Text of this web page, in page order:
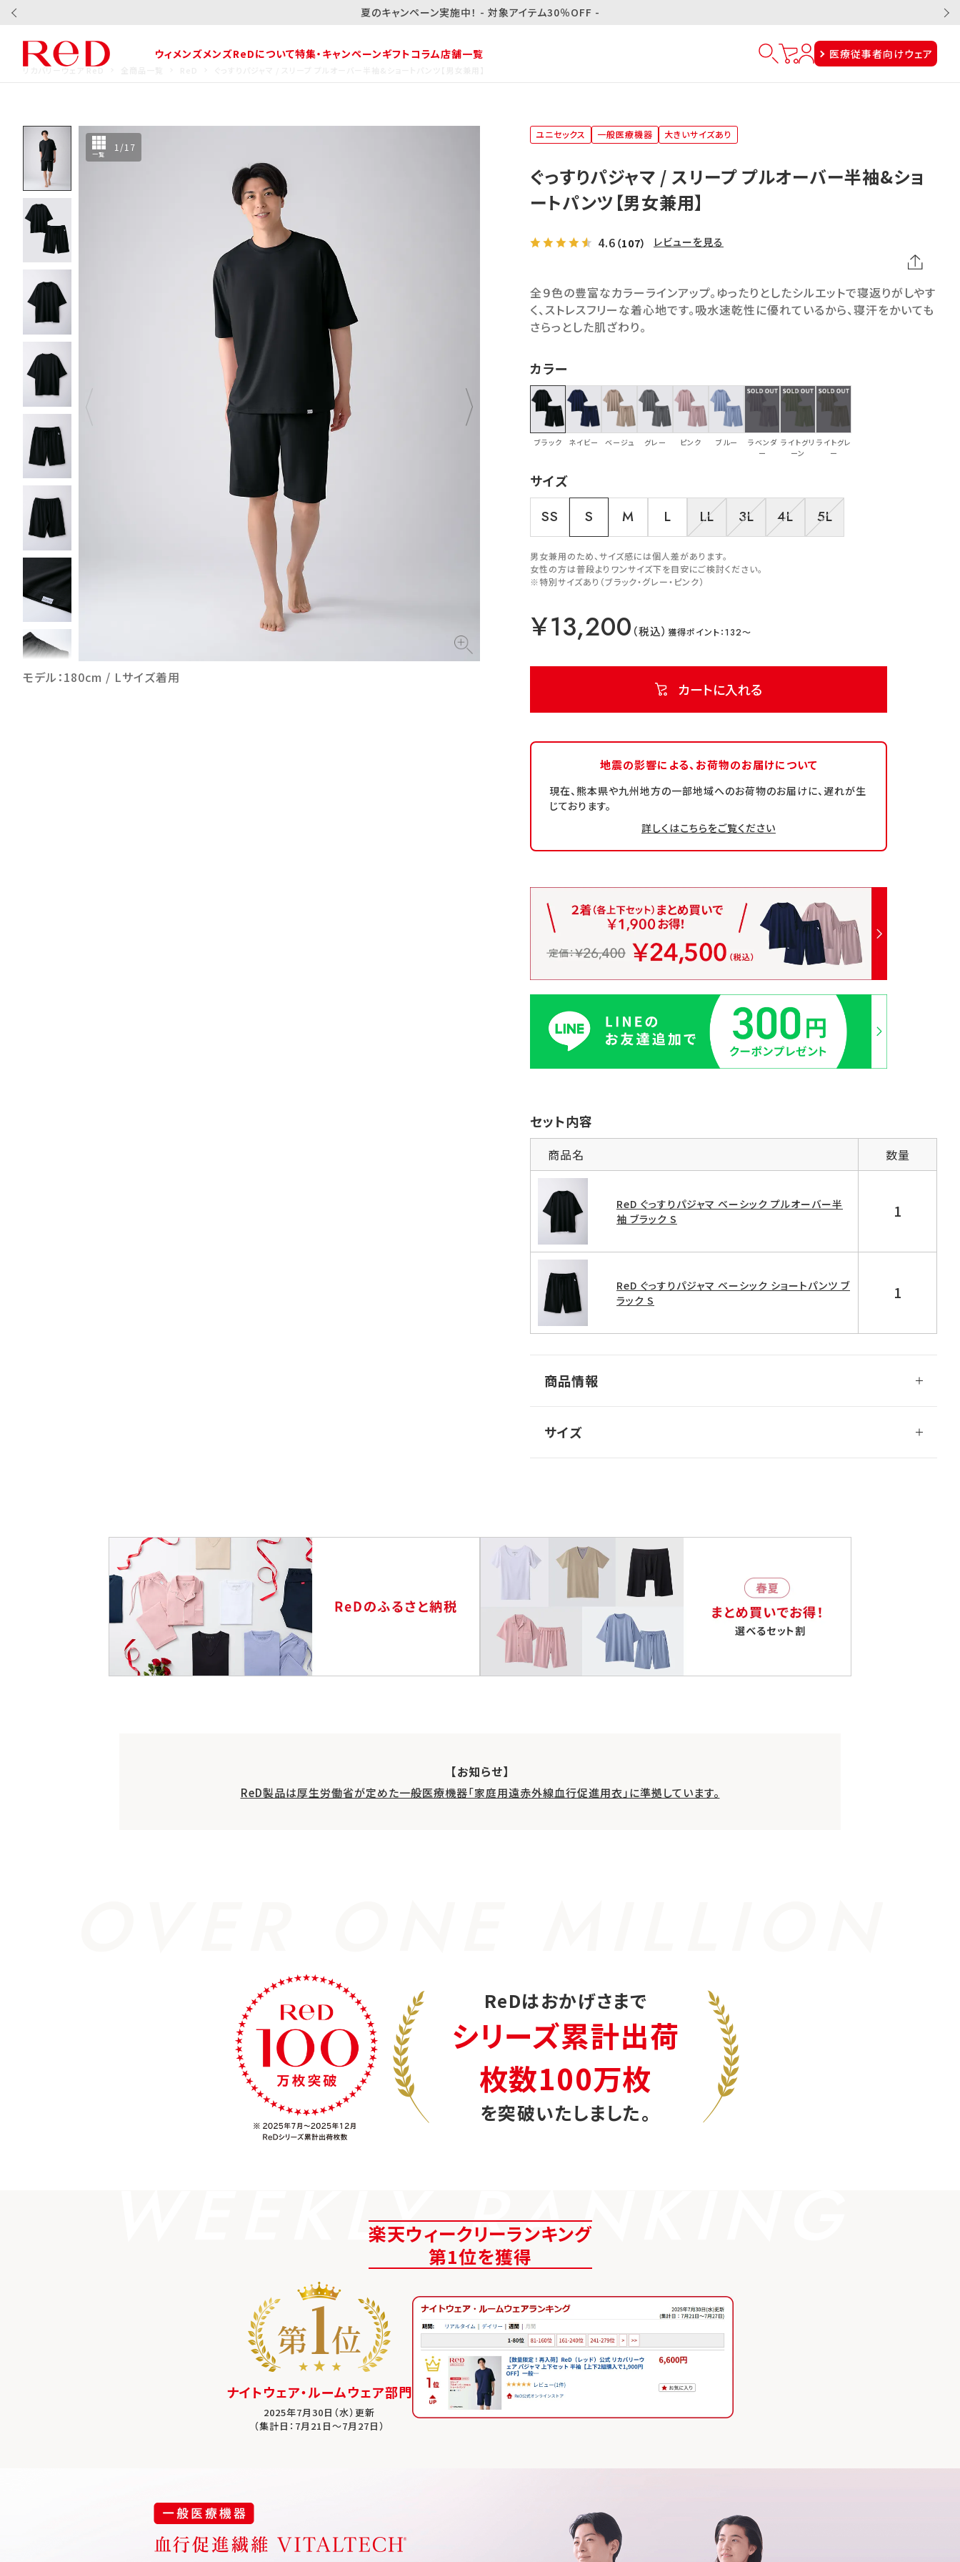
夏のキャンペーン実施中！ - 対象アイテム30％OFF -
ウィメンズメンズReDについて特集・キャンペーンギフトコラム店舗一覧 医療従事者向けウェア
リカバリーウェア ReD
ユニセックス 一般医療機器 大きいサイズあり
ぐっすりパジャマ / スリープ プルオーバー半袖&ショ
ートパンツ【男女兼用】
4.6 （107） レビューを見る
全９色の豊富なカラーラインアップ。ゆったりとしたシルエットで寝返りがしやす
く、ストレスフリーな着心地です。吸水速乾性に優れているから、寝汗をかいても
さらっとした肌ざわり。
一覧
1 /17
モデル：180cm / Lサイズ着用
カラー
ブラック ネイビー ベージュ グレー ピンク ブルー
ラベンダ
ー
ライトグリ
ーン
ライトグレ
ー
サイズ
SS S M L LL 3L 4L 5L
￥13,200 132
カートに入れる
男女兼用のため、サイズ感には個人差があります。
女性の方は普段よりワンサイズ下を目安にご検討ください。
※特別サイズあり（ブラック・グレー・ピンク）
地震の影響による、 お荷物のお届けについて
現在、熊本県や九州地方の一部地域へのお荷物のお届けに、遅れが生
じております。
詳しくはこちらをご覧ください
セット内容
商品名 数量
ReD ぐっすりパジャマ ベーシック プルオーバー半
袖 ブラック S
1
ReD ぐっすりパジャマ ベーシック ショートパンツ ブ
ラック S
1
商品情報
サイズ
【お知らせ】
ReD製品は厚生労働省が定めた一般医療機器「家庭用遠赤外線血行促進用衣」に準拠しています。
ReDはおかげさまで
シリーズ累計出荷
枚数100万枚
を突破いたしました。
WEEKLY RANKING
楽天ウィークリーランキング
第1位を獲得
ナイトウェア・ルームウェア部門
2025年7月30日（水）更新
（集計日：7月21日～7月27日）